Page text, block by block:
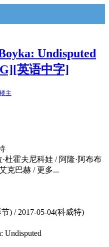
Undisputed
英语中字]
主
杜霍夫尼科娃 / 阿隆·阿布布
克巴赫 / 更多...
) / 2017-05-04(科威特)
Undisputed